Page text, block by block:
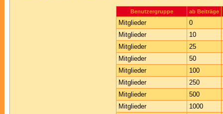
Benutzergruppe ab Beiträge
Mitglieder
0
Mitglieder
10
Mitglieder
25
Mitglieder
50
Mitglieder
100
Mitglieder
250
Mitglieder
500
Mitglieder
1000